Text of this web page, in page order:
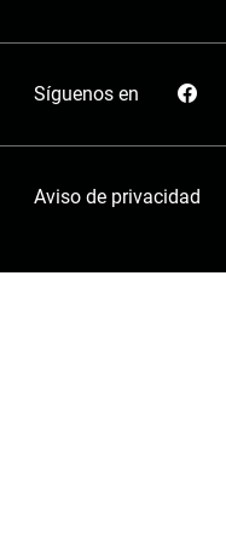
Síguenos en
Aviso de privacidad